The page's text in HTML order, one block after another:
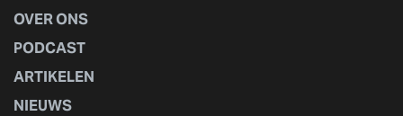
OVER ONS
PODCAST
ARTIKELEN
NIEUWS